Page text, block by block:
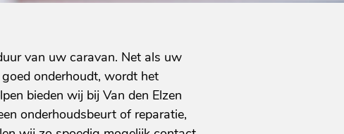
van uw caravan. Net als uw
onderhoudt, wordt het
bieden wij bij Van den Elzen
onderhoudsbeurt of reparatie,